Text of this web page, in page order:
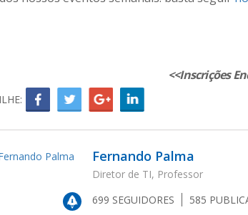
<<Inscrições
Fernando Palma
Diretor de TI, Professor
699 SEGUIDORES 585